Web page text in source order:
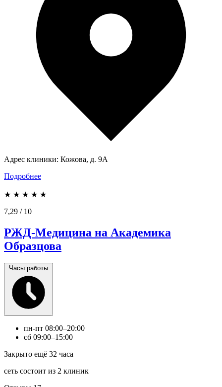
Адрес клиники: Кожова, д. 9А
Подробнее
★ ★ ★ ★ ★
7,29 / 10
РЖД-Медицина на Академика
Образцова
Часы работы
пн-пт 08:00–20:00
сб 09:00–15:00
Закрыто ещё 32 часа
сеть состоит из 2 клиник